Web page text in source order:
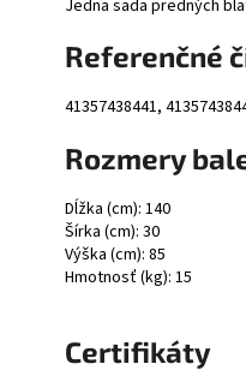
Jedna sada predných
Referenčné
41357438441,
Rozmery
Dĺžka (cm): 140
Šírka (cm): 30
Výška (cm): 85
Hmotnosť (kg): 15
Certifikáty